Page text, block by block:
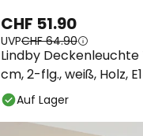
Lindby Deckenleuchte
cm, 2-flg., weiß, Holz,
CHF 51.90
UVPCHF 64.90
Auf Lager